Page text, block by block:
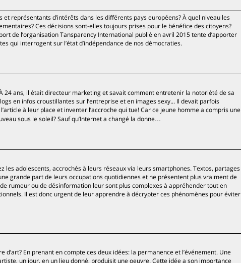
représentants d’intérêts dans les différents pays européens? À quel niveau les
Ces décisions sont-elles toujours prises pour le bénéfice des citoyens?
de l’organisation Tansparency International publié en avril 2015 tente d’apporter
qui interrogent sur l’état d’indépendance de nos démocraties.
24 ans, il était directeur marketing et savait comment entretenir la notoriété de sa
en infos croustillantes sur l’entreprise et en images sexy... Il devait parfois
à leur place et inventer l’accroche qui tue! Car ce jeune homme a compris une
sous le soleil? Sauf qu’Internet a changé la donne…
les adolescents, accrochés à leurs réseaux via leurs smartphones. Textos, partages
grande part de leurs occupations quotidiennes et ne présentent plus vraiment de
rumeur ou de désinformation leur sont plus complexes à appréhender tout en
Il est donc urgent de leur apprendre à décrypter ces phénomènes pour éviter
d’art? En prenant en compte ces deux idées: la permanence et l’événement. Une
un jour, en un lieu donné, produisit une oeuvre. Cette idée a son importance